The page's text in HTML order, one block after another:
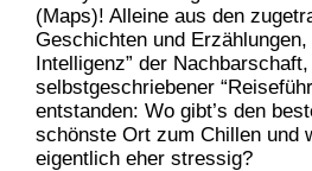
(Maps)! Alleine aus den
Geschichten und
Intelligenz” der
selbstgeschriebener
entstanden: Wo gibt’s den
schönste Ort zum Chillen und
eigentlich eher stressig?